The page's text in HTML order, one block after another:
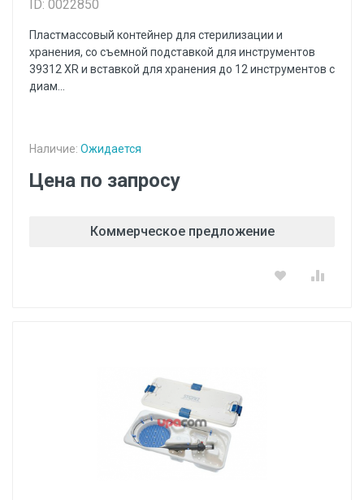
ID: 0022850
Пластмассовый контейнер для стерилизации и
хранения, со съемной подставкой для инструментов
39312 XR и вставкой для хранения до 12 инструментов с
диам...
Наличие: Ожидается
Цена по запросу
Коммерческое предложение